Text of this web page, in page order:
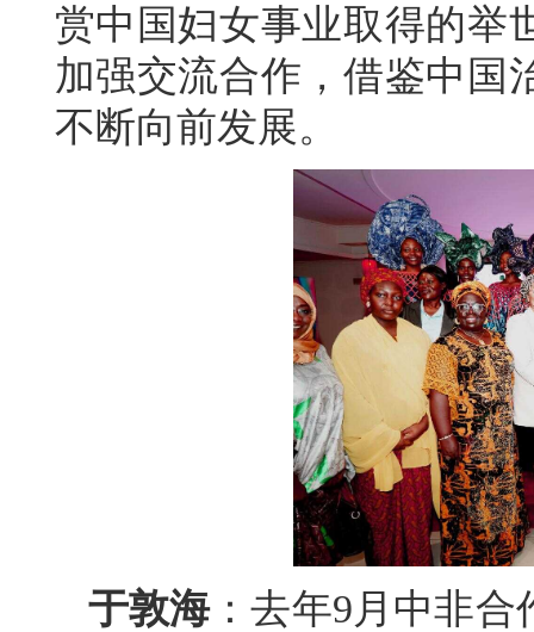
赏中国妇女事业取得的举
加强交流合作，借鉴中国
不断向前发展。
于敦海：去年9月中非合